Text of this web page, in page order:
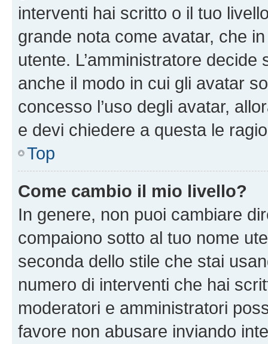
interventi hai scritto o il tuo
grande nota come avatar, che
utente. L’amministratore
anche il modo in cui gli avatar
concesso l’uso degli avatar,
e devi chiedere a questa le
Top
Come cambio il mio livello?
In genere, non puoi cambiare
compaiono sotto al tuo nome
seconda dello stile che stai
numero di interventi che hai
moderatori e amministratori
favore non abusare inviando